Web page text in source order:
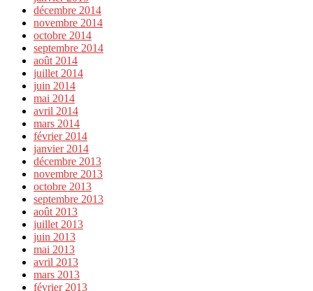
décembre 2014
novembre 2014
octobre 2014
septembre 2014
août 2014
juillet 2014
juin 2014
mai 2014
avril 2014
mars 2014
février 2014
janvier 2014
décembre 2013
novembre 2013
octobre 2013
septembre 2013
août 2013
juillet 2013
juin 2013
mai 2013
avril 2013
mars 2013
février 2013